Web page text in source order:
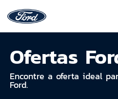
Ofertas
Encontre a oferta ideal
Ford.